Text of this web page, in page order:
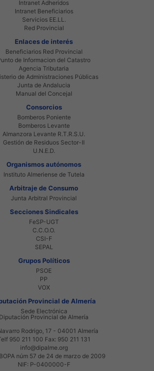
Intranet Adheridos
Intranet Beneficiarios
Servicios EE.LL.
Red Provincial
Enlaces de interés
Beneficiarios Red Provincial
de Informacion del Catastro
Agencia Tributaria
de Administraciones Públicas
Junta de Andalucia
Manual del Concejal
Consorcios
Bomberos Poniente
Bomberos Levante
Almanzora Levante R.T.R.S.U.
Gestión de Residuos Sector-II
U.N.E.D.
Organismos autónomos
Instituto Almeriense de Tutela
Arbitraje de Consumo
Junta Arbitral Provincial
Secciones Sindicales
FeSP-UGT
C.C.O.O.
CSI-F
SEPAL
Grupos Políticos
PSOE
PP
VOX
Provincial de Almería
Sede Electrónica
Diputación Provincial de Almería
Rodrigo, 17 - 04001 Almería
950 211 100 Fax: 950 211 131
info@dipalme.org
núm 57 de 24 de marzo de 2009
NIF: P-0400000-F